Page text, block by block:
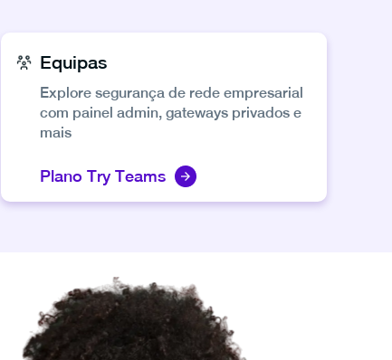
Equipas
Explore segurança de rede empresarial
com painel admin, gateways privados e
mais
Plano Try Teams